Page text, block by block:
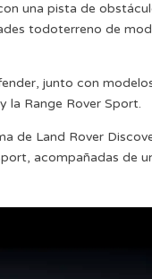
una pista de
todoterreno de
junto con
la Range Rover Sport.
de Land Rover
acompañadas de